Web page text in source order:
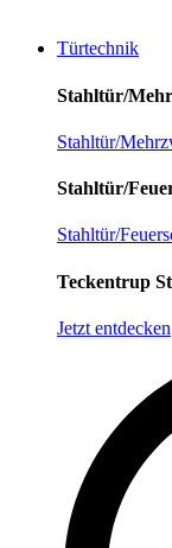
Türtechnik
Stahltür/
Stahltür/
Stahltür/
Stahltür/
Teckentrup
Jetzt entdecken